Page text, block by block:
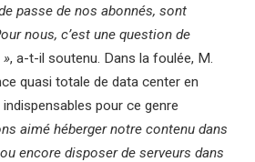
passe de nos abonnés, sont
nous, c’est une question de
, a-t-il soutenu. Dans la foulée, M.
quasi totale de data center en
pour ce genre
aimé héberger notre contenu dans
encore disposer de serveurs dans